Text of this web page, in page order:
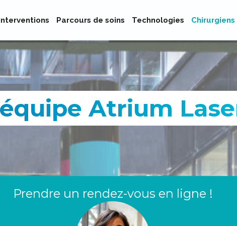
Parcours de soins Technologies Chirurgiens
Atrium
Prendre un rendez-vous en ligne !